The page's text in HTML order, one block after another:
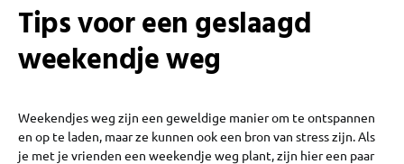
Tips voor een geslaagd
weekendje weg
Weekendjes weg zijn een geweldige manier om te ontspannen
en op te laden, maar ze kunnen ook een bron van stress zijn. Als
je met je vrienden een weekendje weg plant, zijn hier een paar